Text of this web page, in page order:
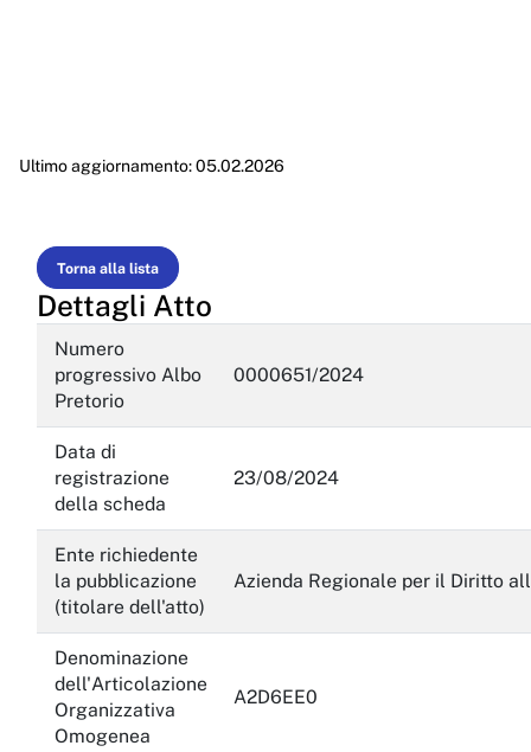
Provvedimenti organi indirizzo politico
Controlli sulle imprese
Bandi di gara e contratti
Sovvenzioni, contributi, sussidi, vantaggi economici
Bilanci
Beni immobili e gestione patrimonio
Controlli e rilievi sull'amministrazione
Servizi erogati
Pagamenti dell'amministrazione
Opere pubbliche
Pianificazione e governo del territorio
Informazioni ambientali
Ultimo aggiornamento: 05.02.2026
Torna alla lista
Dettagli Atto
Numero
progressivo Albo
Pretorio
0000651/2024
Data di
registrazione
della scheda
23/08/2024
Ente richiedente
la pubblicazione
(titolare dell'atto)
Azienda Regionale per il Diritto
Denominazione
dell'Articolazione
Organizzativa
Omogenea
A2D6EE0